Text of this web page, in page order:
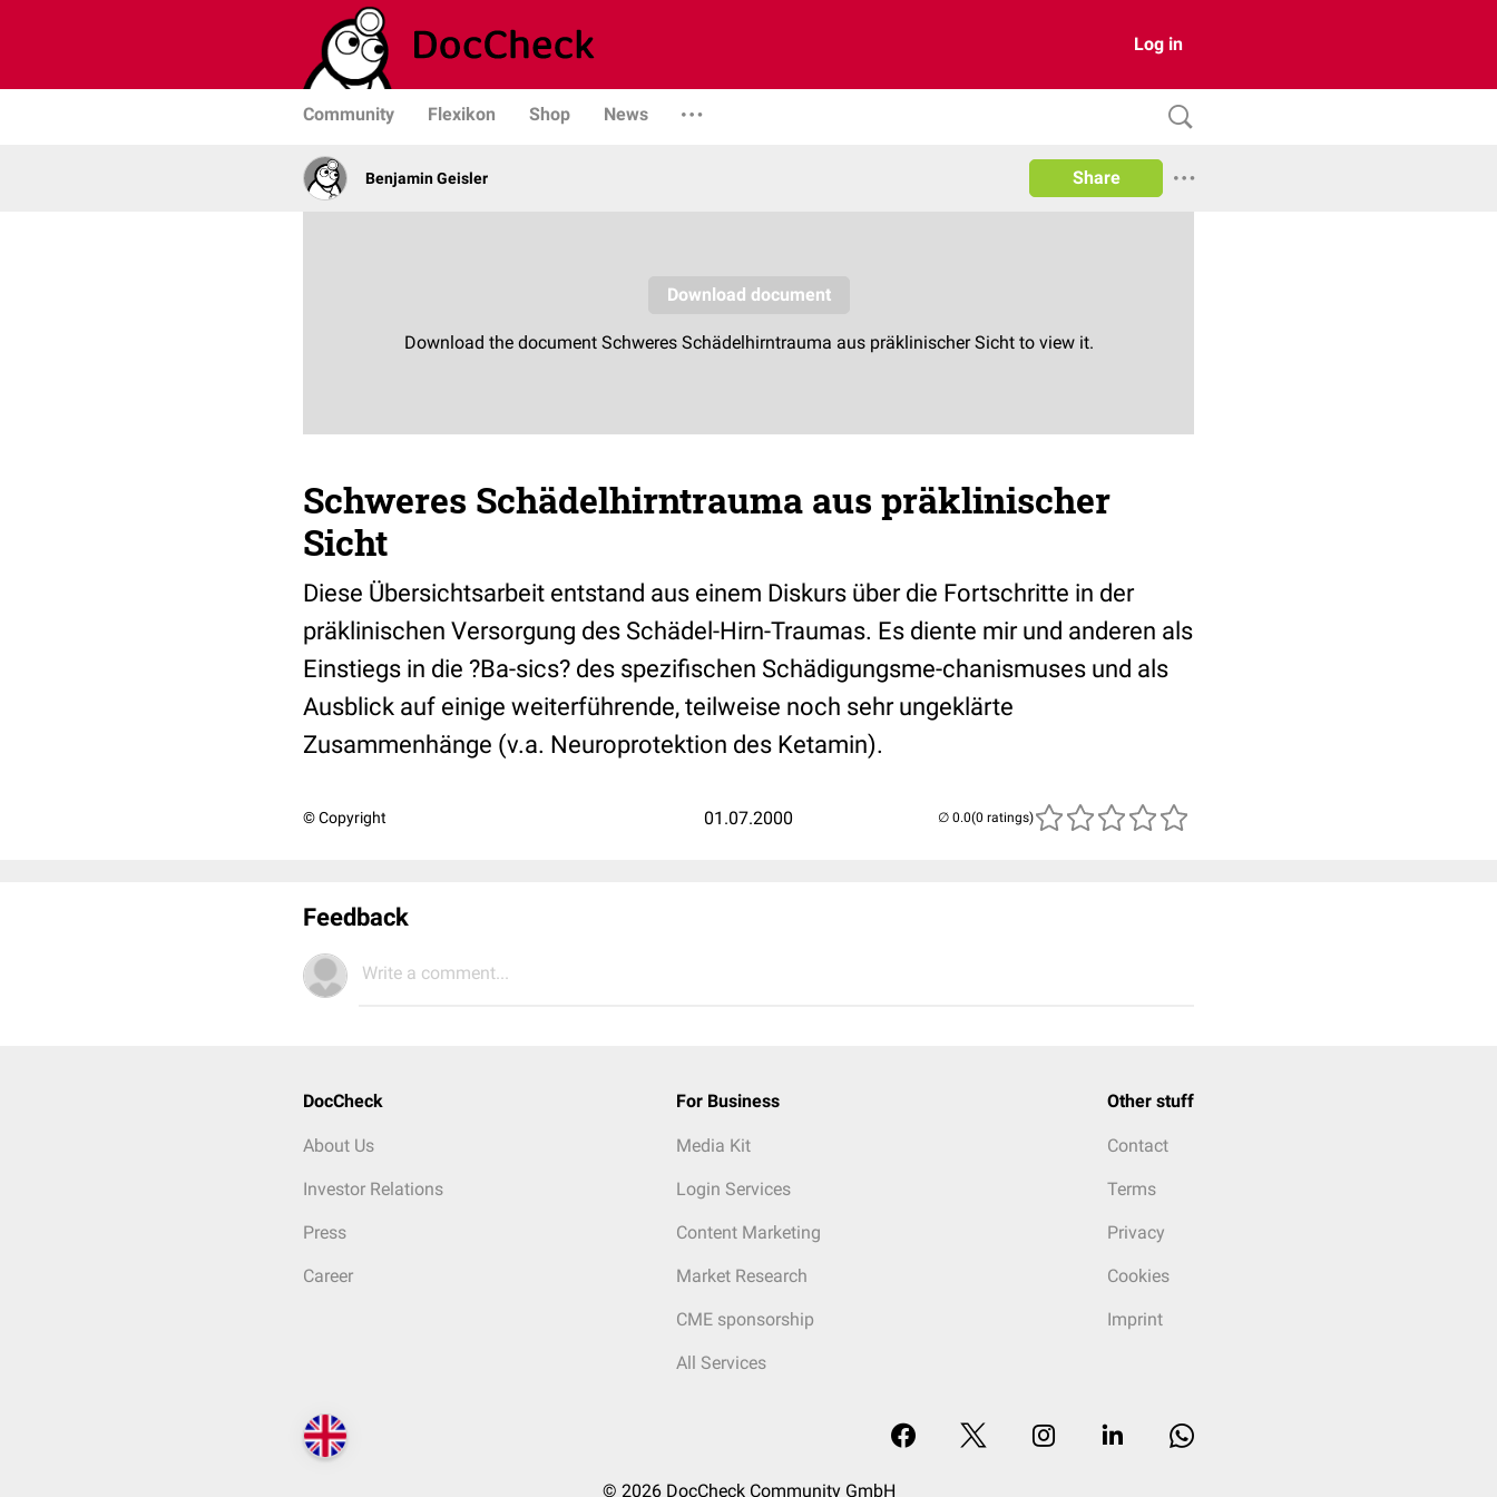
Log in
Community Flexikon Shop News
Benjamin Geisler Share
Schweres Schädelhirntrauma aus präklinischer
Sicht
Diese Übersichtsarbeit entstand aus einem Diskurs über die Fortschritte in der
präklinischen Versorgung des Schädel-Hirn-Traumas. Es diente mir und anderen als
Einstiegs in die ?Ba-sics? des spezifischen Schädigungsme-chanismuses und als
Ausblick auf einige weiterführende, teilweise noch sehr ungeklärte
Zusammenhänge (v.a. Neuroprotektion des Ketamin).
© Copyright 01.07.2000 (0 ratings)
Feedback
Write a comment...
DocCheck
About Us
Investor Relations
Press
Career
For Business
Media Kit
Login Services
Content Marketing
Market Research
CME sponsorship
All Services
Other stuff
Contact
Terms
Privacy
Cookies
Imprint
© 2026 DocCheck Community GmbH